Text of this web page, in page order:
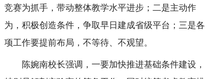
竞赛为抓手，带动整体教学水平进步；二是主动作
为，积极创造条件，争取早日建成省级平台；三是各
项工作要提前布局，不等待、不观望。
陈婉南校长强调，一要加快推进基础条件建设，